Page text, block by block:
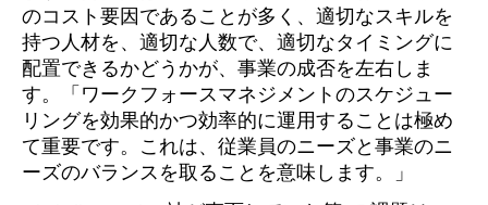
のコスト要因であることが多く、適切なスキルを
持つ人材を、適切な人数で、適切なタイミングに
配置できるかどうかが、事業の成否を左右しま
す。「ワークフォースマネジメントのスケジュー
リングを効果的かつ効率的に運用することは極め
て重要です。これは、従業員のニーズと事業のニ
ーズのバランスを取ることを意味します。」